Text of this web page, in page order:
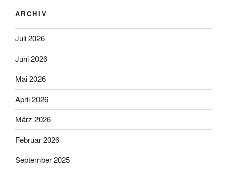
ARCHIV
Juli 2026
Juni 2026
Mai 2026
April 2026
März 2026
Februar 2026
September 2025